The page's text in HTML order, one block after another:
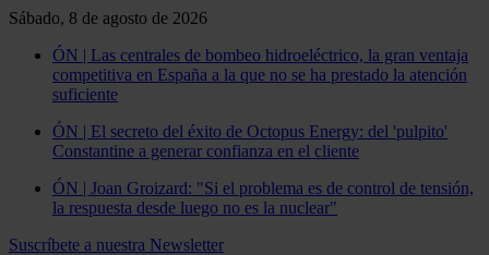
Sábado, 8 de agosto de 2026
ÓN | Las centrales de bombeo hidroeléctrico, la gran ventaja
competitiva en España a la que no se ha prestado la atención
suficiente
ÓN | El secreto del éxito de Octopus Energy: del 'pulpito'
Constantine a generar confianza en el cliente
ÓN | Joan Groizard: "Si el problema es de control de tensión,
la respuesta desde luego no es la nuclear"
Suscríbete a nuestra Newsletter